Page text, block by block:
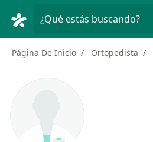
¿Qué estás buscando?
Página De Inicio Ortopedista